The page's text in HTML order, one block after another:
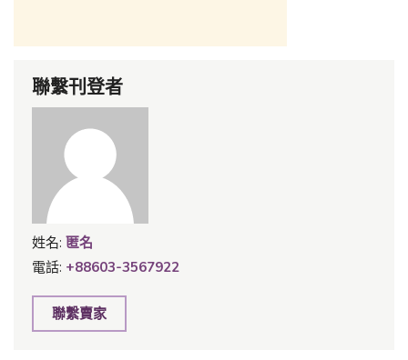
聯繫刊登者
姓名: 匿名
電話: +88603-3567922
聯繫賣家